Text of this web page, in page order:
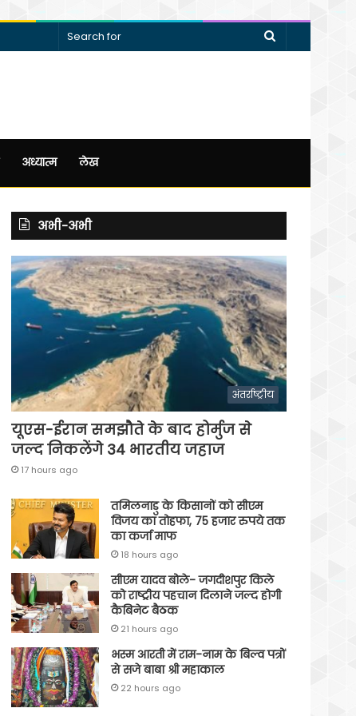
Search
अध्यात्म लेख
अभी-अभी
अंतर्राष्ट्रीय
यूएस-ईरान समझौते के बाद होर्मुज से
जल्द निकलेंगे 34 भारतीय जहाज
17 hours ago
तमिलनाडु के किसानों को सीएम
विजय का तोहफा, 75 हजार रुपये तक
का कर्जा माफ
18 hours ago
सीएम यादव बोले- जगदीशपुर किले
को राष्ट्रीय पहचान दिलाने जल्द होगी
कैबिनेट बैठक
21 hours ago
भस्म आरती में राम-नाम के बिल्व पत्रों
से सजे बाबा श्री महाकाल
22 hours ago